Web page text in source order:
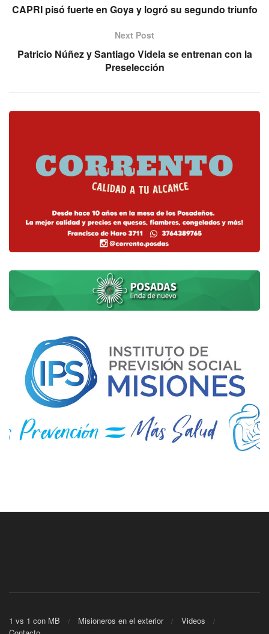
CAPRI pisó fuerte en Goya y logró su segundo triunfo
Next Post
Patricio Núñez y Santiago Videla se entrenan con la
Preselección
1 vs 1 con MB Misioneros en el exterior
Videos